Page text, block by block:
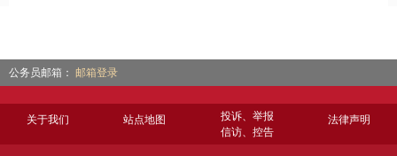
公务员邮箱： 邮箱登录
关于我们 站点地图
投诉、举报
信访、控告
法律声明